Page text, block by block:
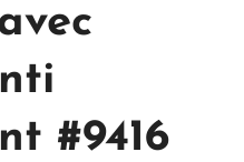
#9416